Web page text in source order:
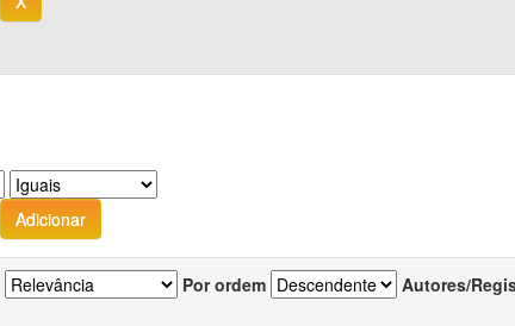
Por ordem Autores/